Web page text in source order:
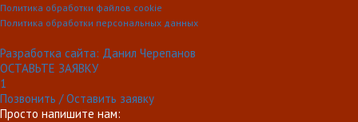
Политика обработки файлов cookie
Политика обработки персональных данных
Разработка сайта: Данил Черепанов
ОСТАВЬТЕ ЗАЯВКУ
1
Позвонить / Оставить заявку
Просто напишите нам: